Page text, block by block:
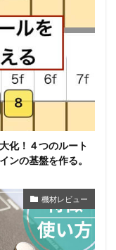
化！４つのルート
ンの基盤を作る。
機材レビュー